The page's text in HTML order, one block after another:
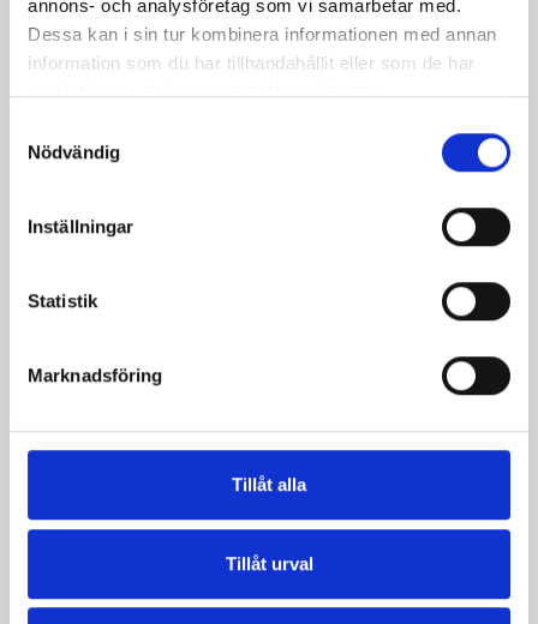
annons- och analysföretag som vi samarbetar med.
Dessa kan i sin tur kombinera informationen med annan
information som du har tillhandahållit eller som de har
samlat in när du har använt deras tjänster.
Nödvändig
Inställningar
Statistik
Marknadsföring
Tillåt alla
Tillåt urval
Vispgrädden Eko